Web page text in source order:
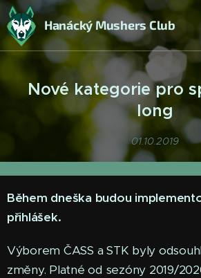
Hanácký Mushers Club
Nové kategorie pro
long
01.10.2019
Během dneška budou
přihlášek.
Výborem ČASS a STK byly
změny. Platné od sezóny 2019/